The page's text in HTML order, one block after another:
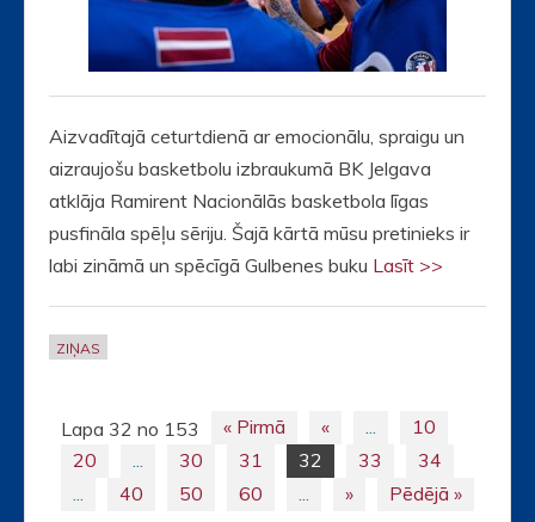
Aizvadītajā ceturtdienā ar emocionālu, spraigu un
aizraujošu basketbolu izbraukumā BK Jelgava
atklāja Ramirent Nacionālās basketbola līgas
pusfināla spēļu sēriju. Šajā kārtā mūsu pretinieks ir
labi zināmā un spēcīgā Gulbenes buku Lasīt >>
ZIŅAS
Posts
navigation
Lapa 32 no 153 « Pirmā « ...
10
20
... 30 31 32 33
34
...
40 50 60 ... » Pēdējā »